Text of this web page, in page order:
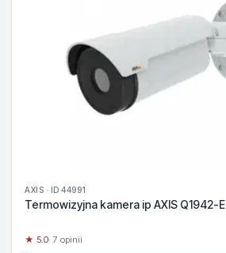
AXIS · ID 44991
Termowizyjna kamera ip AXIS Q1942-E
★ 5.0· 7 opinii